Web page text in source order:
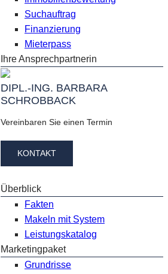
Suchauftrag
Finanzierung
Mieterpass
Ihre Ansprechpartnerin
DIPL.-ING. BARBARA
SCHROBBACK
Vereinbaren Sie einen Termin
KONTAKT
Überblick
Fakten
Makeln mit System
Leistungskatalog
Marketingpaket
Grundrisse